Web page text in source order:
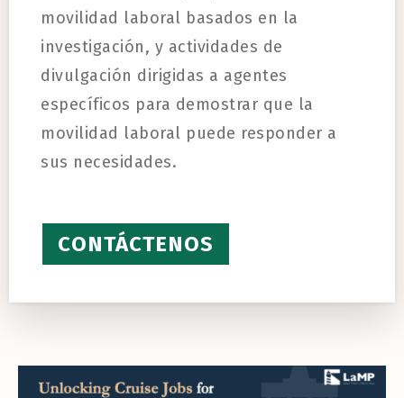
movilidad laboral basados en la
investigación, y actividades de
divulgación dirigidas a agentes
específicos para demostrar que la
movilidad laboral puede responder a
sus necesidades.
CONTÁCTENOS